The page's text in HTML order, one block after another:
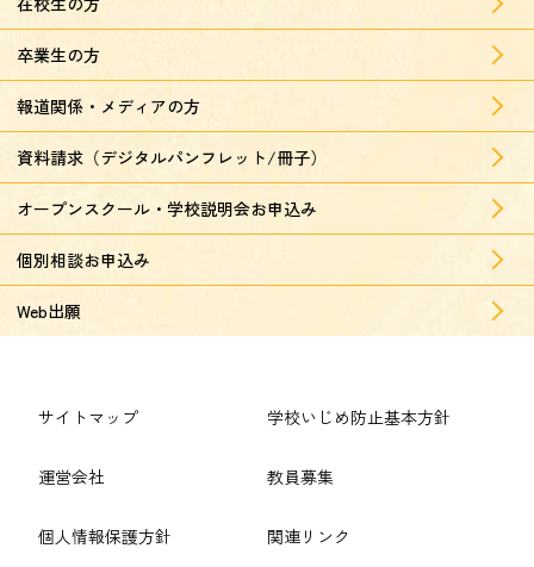
卒業生の方
報道関係・メディアの方
資料請求（デジタルパンフレット/冊子）
オープンスクール・学校説明会お申込み
個別相談お申込み
Web出願
サイトマップ
運営会社
個人情報保護方針
学校いじめ防止基本方針
教員募集
関連リンク